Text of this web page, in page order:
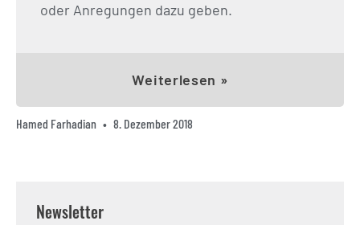
oder Anregungen dazu geben.
Weiterlesen »
Hamed Farhadian 8. Dezember 2018
Newsletter